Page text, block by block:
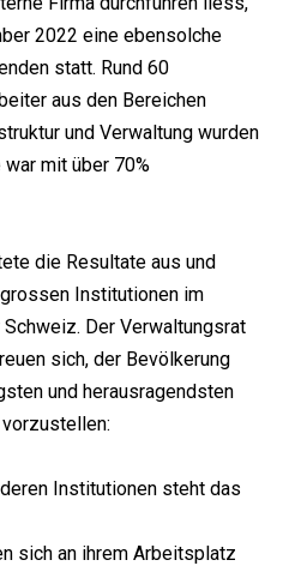
2022 eine ebensolche
statt. Rund 60
aus den Bereichen
und Verwaltung wurden
mit über 70%
die Resultate aus und
Institutionen im
Der Verwaltungsrat
sich, der Bevölkerung
und herausragendsten
Institutionen steht das
sich an ihrem Arbeitsplatz